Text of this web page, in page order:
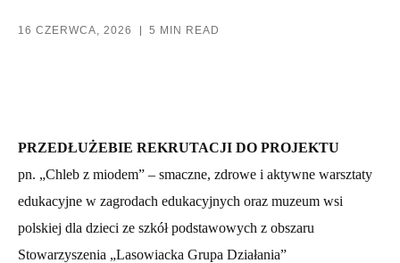
16 CZERWCA, 2026 5 MIN READ
PRZEDŁUŻEBIE REKRUTACJI DO PROJEKTU
pn. „Chleb z miodem” – smaczne, zdrowe i aktywne warsztaty
edukacyjne w zagrodach edukacyjnych oraz muzeum wsi
polskiej dla dzieci ze szkół podstawowych z obszaru
Stowarzyszenia „Lasowiacka Grupa Działania”